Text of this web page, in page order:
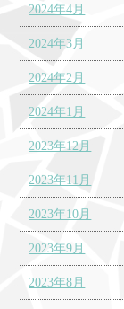
2024年4月
2024年3月
2024年2月
2024年1月
2023年12月
2023年11月
2023年10月
2023年9月
2023年8月